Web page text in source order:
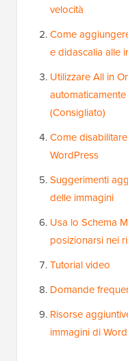
velocità
Come
e didascalia alle
Utilizzare All in
(Consigliato)
Come
WordPress
Suggerimenti
delle immagini
Usa lo Schema
posizionarsi nei
Tutorial video
Domande
Risorse
immagini di